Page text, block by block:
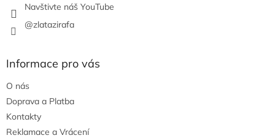
Navštivte náš YouTube
@zlatazirafa
Informace pro vás
O nás
Doprava a Platba
Kontakty
Reklamace a Vrácení